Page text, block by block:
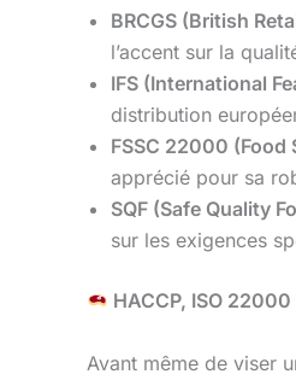
BRCGS (British
l’accent sur la
IFS (International
distribution
FSSC 22000
apprécié pour sa
SQF (Safe Quality
sur les exigences
HACCP, ISO
Avant même de viser